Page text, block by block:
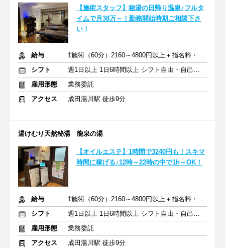
【施術スタッフ】秘湯の日帰り温泉♪フルタ
イムで月38万～！勤務開始時期ご相談下さ
い！
給与
1施術（60分）2160～4800円以上＋指名料・インセン
シフト
週1日以上 1日6時間以上 シフト自由・自己申告
雇用形態
業務委託
アクセス
成田湯川駅 徒歩9分
湯けむり天然秘湯 龍泉の湯
【オイルエステ】1時間で3240円も！スキマ
時間に稼げる♪12時～22時の中で1h～OK！
給与
1施術（60分）2160～4800円以上＋指名料・インセン
シフト
週1日以上 1日6時間以上 シフト自由・自己申告
雇用形態
業務委託
アクセス
成田湯川駅 徒歩9分